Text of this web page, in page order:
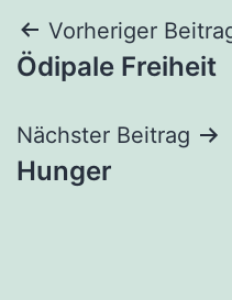
Vorheriger
Ödipale Freiheit
Nächster Beitrag
Hunger